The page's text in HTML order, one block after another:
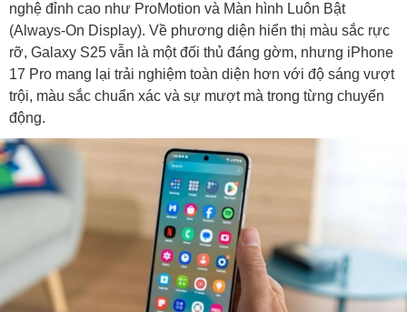
nghệ đỉnh cao như ProMotion và Màn hình Luôn Bật
(Always-On Display). Về phương diện hiển thị màu sắc rực
rỡ, Galaxy S25 vẫn là một đối thủ đáng gờm, nhưng iPhone
17 Pro mang lại trải nghiệm toàn diện hơn với độ sáng vượt
trội, màu sắc chuẩn xác và sự mượt mà trong từng chuyển
động.